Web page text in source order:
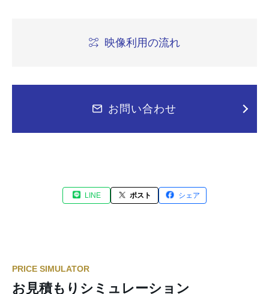
映像利用の流れ
お問い合わせ
LINE ポスト シェア
PRICE SIMULATOR
お見積もりシミュレーション